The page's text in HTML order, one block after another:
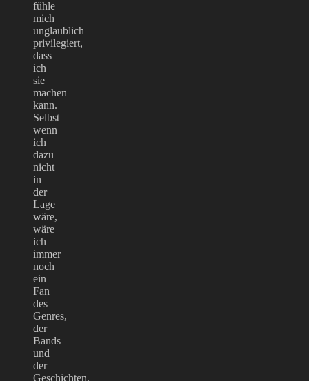
fühle
mich
unglaublich
privilegiert,
dass
ich
sie
machen
kann.
Selbst
wenn
ich
dazu
nicht
in
der
Lage
wäre,
wäre
ich
immer
noch
ein
Fan
des
Genres,
der
Bands
und
der
Geschichten,